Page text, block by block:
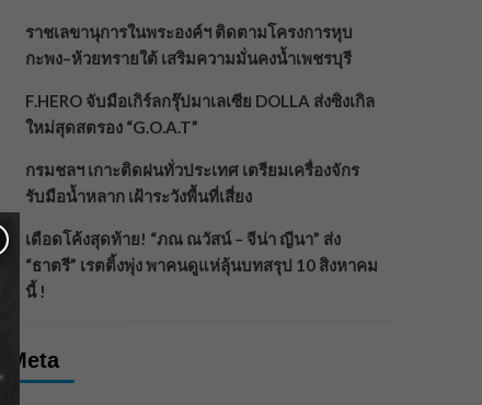
ราชเลขานุการในพระองค์ฯ ติดตามโครงการหุบ
กะพง–ห้วยทรายใต้ เสริมความมั่นคงน้ำเพชรบุรี
F.HERO จับมือเกิร์ลกรุ๊ปมาเลเซีย DOLLA ส่งซิงเกิล
ใหม่สุดสตรอง “G.O.A.T”
กรมชลฯ เกาะติดฝนทั่วประเทศ เตรียมเครื่องจักร
รับมือน้ำหลาก เฝ้าระวังพื้นที่เสี่ยง
เดือดโค้งสุดท้าย! “ภณ ณวัสน์ – จีน่า ญีนา” ส่ง
“ธาตรี” เรตติ้งพุ่ง พาคนดูแห่ลุ้นบทสรุป 10 สิงหาคม
นี้ !
Meta